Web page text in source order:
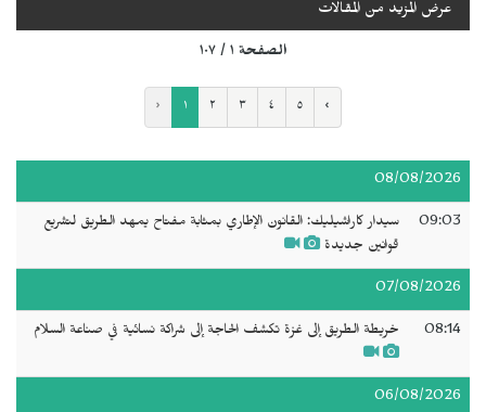
عرض المزيد من المقالات
الصفحة ١ / ١٠٧
‹ ١ ٢ ٣ ٤ ٥ ›
08/08/2026
09:03
سيدار كاراشيليك: القانون الإطاري بمثابة مفتاح يمهد الطريق لتشريع
قوانين جديدة
07/08/2026
08:14 خريطة الطريق إلى غزة تكشف الحاجة إلى شراكة نسائية في صناعة السلام
06/08/2026